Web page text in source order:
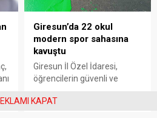
Giresun’da 22 okul
modern spor sahasına
kavuştu
Giresun İl Özel İdaresi,
öğrencilerin güvenli ve
yapabilmesi amacıyla 22
06.08.2026
KAPAT